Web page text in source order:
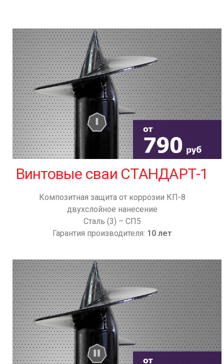
Винтовые сваи СТАНДАРТ-1
Композитная защита от коррозии КП-8
двухслойное нанесение
Сталь (3) – СП5
Гарантия производителя: 10 лет